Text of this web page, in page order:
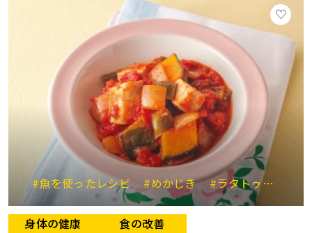
#魚を使ったレシピ #めかじき #ラタトゥイユ
身体の健康 食の改善